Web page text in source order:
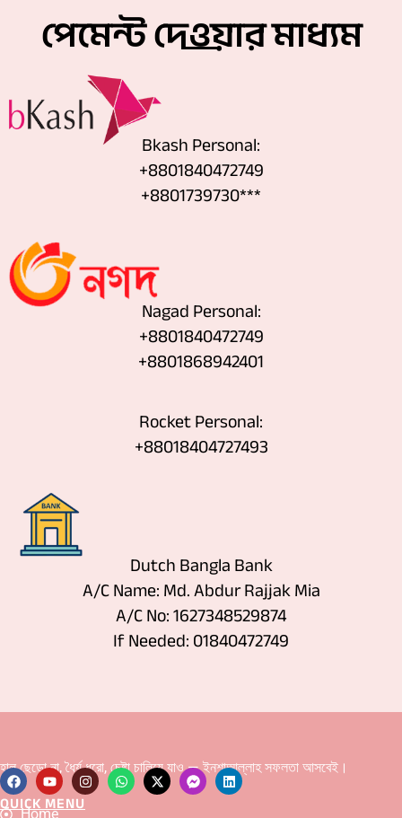
পেমেন্ট দেওয়ার মাধ্যম
Bkash Personal:
+8801840472749
+8801739730***
Nagad Personal:
+8801840472749
‪+8801868942401
Rocket Personal:
+88018404727493
Dutch Bangla Bank
A/C Name: Md. Abdur Rajjak Mia
A/C No: 1627348529874
If Needed: 01840472749
হাল ছেড়ো না, ধৈর্য ধরো, চেষ্টা চালিয়ে যাও — ইনশাআল্লাহ সফলতা আসবেই।
F Y I
QUICK MENU
Home